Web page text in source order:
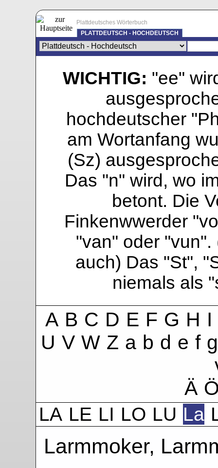
Plattdeutsches Wörterbuch
PLATTDEUTSCH - HOCHDEUTSCH
WICHTIG: "ee"
hochdeutscher
am Wortanfang
(Sz)
Das "n" wird, wo
betont. Die
Finkenwwerder
"van" oder "vun".
auch) Das "St",
niemals als
A B C D E F G H I
U V W Z a b d e f g
Ä
LA LE LI LO LU La
Larmmoker,